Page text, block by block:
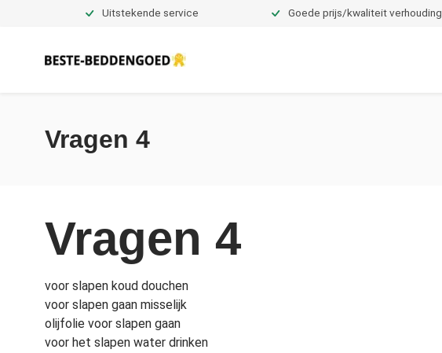
Uitstekende service Goede prijs/kwaliteit verhouding
Vragen 4
Vragen 4
voor slapen koud douchen
voor slapen gaan misselijk
olijfolie voor slapen gaan
voor het slapen water drinken